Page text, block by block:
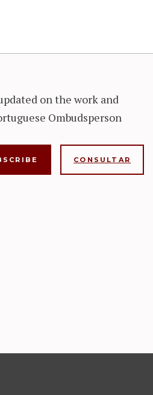
on the work and
Ombudsperson
CONSULTAR